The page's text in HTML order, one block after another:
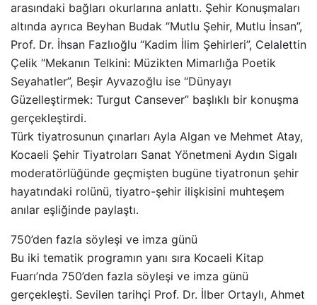
arasındaki bağları okurlarına anlattı. Şehir Konuşmaları
altında ayrıca Beyhan Budak “Mutlu Şehir, Mutlu İnsan”,
Prof. Dr. İhsan Fazlıoğlu “Kadim İlim Şehirleri”, Celalettin
Çelik “Mekanın Telkini: Müzikten Mimarlığa Poetik
Seyahatler”, Beşir Ayvazoğlu ise “Dünyayı
Güzelleştirmek: Turgut Cansever” başlıklı bir konuşma
gerçekleştirdi.
Türk tiyatrosunun çınarları Ayla Algan ve Mehmet Atay,
Kocaeli Şehir Tiyatroları Sanat Yönetmeni Aydın Sigalı
moderatörlüğünde geçmişten bugüne tiyatronun şehir
hayatındaki rolünü, tiyatro-şehir ilişkisini muhteşem
anılar eşliğinde paylaştı.
750’den fazla söyleşi ve imza günü
Bu iki tematik programın yanı sıra Kocaeli Kitap
Fuarı’nda 750’den fazla söyleşi ve imza günü
gerçekleşti. Sevilen tarihçi Prof. Dr. İlber Ortaylı, Ahmet